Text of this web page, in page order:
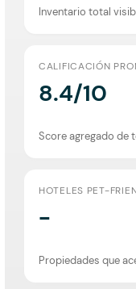
Inventario total
CALIFICACIÓN
8.4/10
Score agregado de
HOTELES PET-
-
Propiedades que